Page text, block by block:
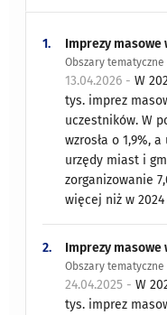
1. Imprezy masowe
Obszary
13.04.2026 -W
tys. imprez
uczestników. W
wzrosła o 1,9%,
urzędy miast i
zorganizowanie
więcej niż w 2024
2. Imprezy masowe
Obszary
24.04.2025 -W
tys. imprez